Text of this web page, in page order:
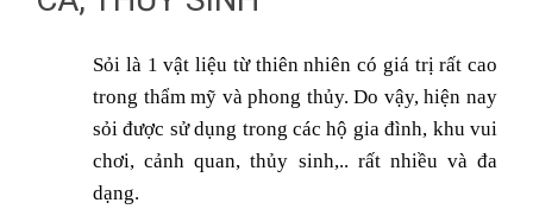
Sỏi là 1 vật liệu từ thiên nhiên có giá trị rất cao
trong thẩm mỹ và phong thủy. Do vậy, hiện nay
sỏi được sử dụng trong các hộ gia đình, khu vui
chơi, cảnh quan, thủy sinh,.. rất nhiều và đa
dạng.